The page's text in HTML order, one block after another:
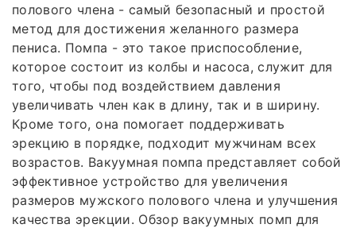
полового члена - самый безопасный и простой
метод для достижения желанного размера
пениса. Помпа - это такое приспособление,
которое состоит из колбы и насоса, служит для
того, чтобы под воздействием давления
увеличивать член как в длину, так и в ширину.
Кроме того, она помогает поддерживать
эрекцию в порядке, подходит мужчинам всех
возрастов. Вакуумная помпа представляет собой
эффективное устройство для увеличения
размеров мужского полового члена и улучшения
качества эрекции. Обзор вакуумных помп для